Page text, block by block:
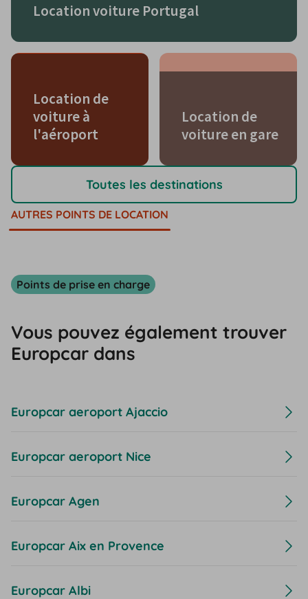
Location voiture Portugal
Location de
voiture à
l'aéroport
Location de
voiture en gare
Toutes les destinations
AUTRES POINTS DE LOCATION
Points de prise en charge
Vous pouvez également trouver
Europcar dans
Europcar aeroport Ajaccio
Europcar aeroport Nice
Europcar Agen
Europcar Aix en Provence
Europcar Albi